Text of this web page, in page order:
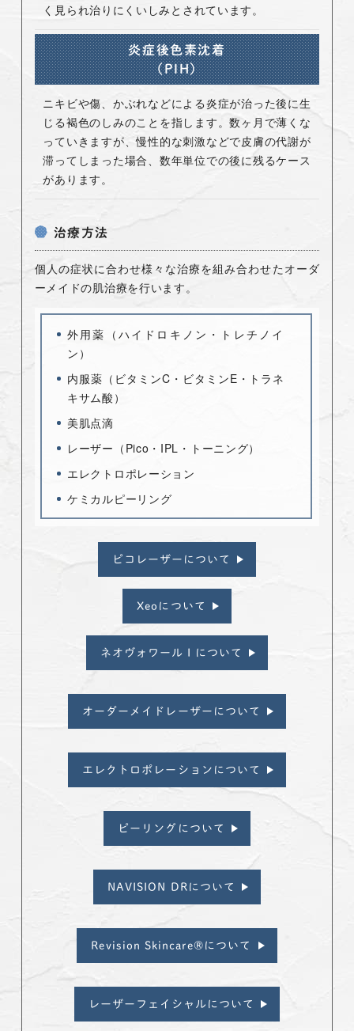
く見られ治りにくいしみとされています。
炎症後色素沈着
（PIH）
ニキビや傷、かぶれなどによる炎症が治った後に生
じる褐色のしみのことを指します。数ヶ月で薄くな
っていきますが、慢性的な刺激などで皮膚の代謝が
滞ってしまった場合、数年単位での後に残るケース
があります。
治療方法
個人の症状に合わせ様々な治療を組み合わせたオーダ
ーメイドの肌治療を行います。
外用薬（ハイドロキノン・トレチノイ
ン）
内服薬（ビタミンC・ビタミンE・トラネ
キサム酸）
美肌点滴
レーザー（Pico・IPL・トーニング）
エレクトロポレーション
ケミカルピーリング
ピコレーザーについて
Xeoについて
ネオヴォワール I について
オーダーメイドレーザーについて
エレクトロポレーションについて
ピーリングについて
NAVISION DRについて
Revision Skincare®について
レーザーフェイシャルについて